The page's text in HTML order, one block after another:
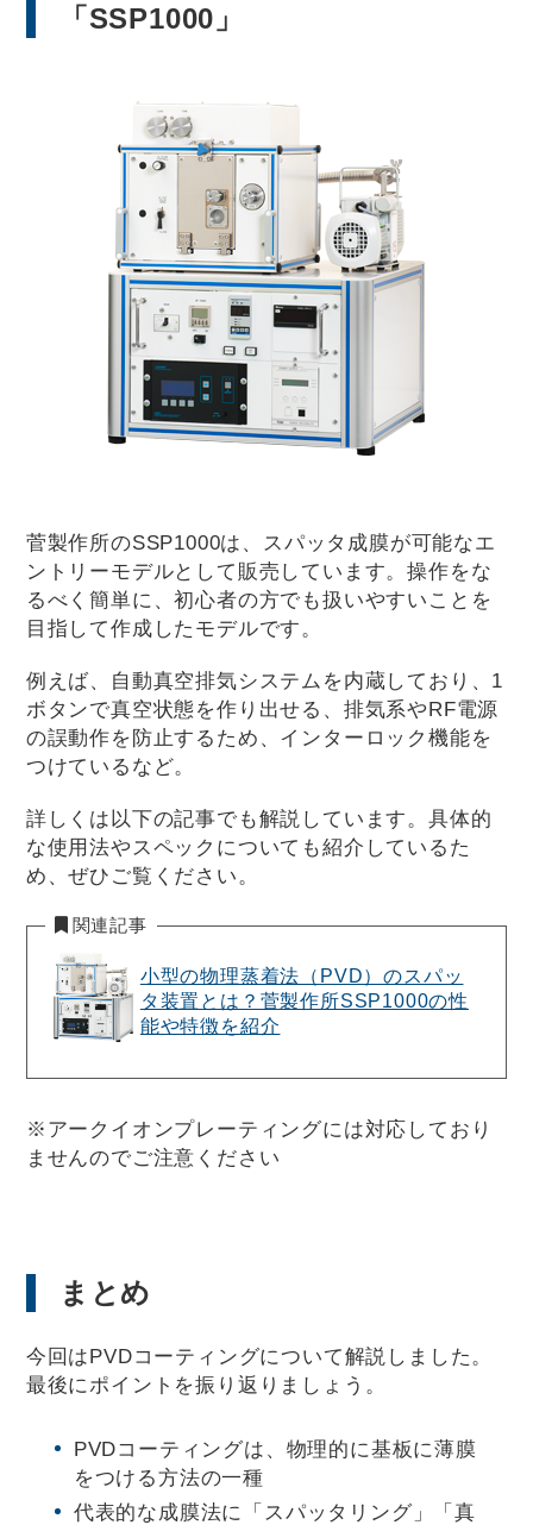
「SSP1000」
菅製作所のSSP1000は、スパッタ成膜が可能なエ
ントリーモデルとして販売しています。操作をな
るべく簡単に、初心者の方でも扱いやすいことを
目指して作成したモデルです。
例えば、自動真空排気システムを内蔵しており、1
ボタンで真空状態を作り出せる、排気系やRF電源
の誤動作を防止するため、インターロック機能を
つけているなど。
詳しくは以下の記事でも解説しています。具体的
な使用法やスペックについても紹介しているた
め、ぜひご覧ください。
関連記事
小型の物理蒸着法（PVD）のスパッ
タ装置とは？菅製作所SSP1000の性
能や特徴を紹介
※アークイオンプレーティングには対応しており
ませんのでご注意ください
まとめ
今回はPVDコーティングについて解説しました。
最後にポイントを振り返りましょう。
PVDコーティングは、物理的に基板に薄膜
をつける方法の一種
代表的な成膜法に「スパッタリング」「真